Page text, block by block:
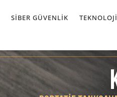
SIBER GÜVENLIK TEKNOLOJI